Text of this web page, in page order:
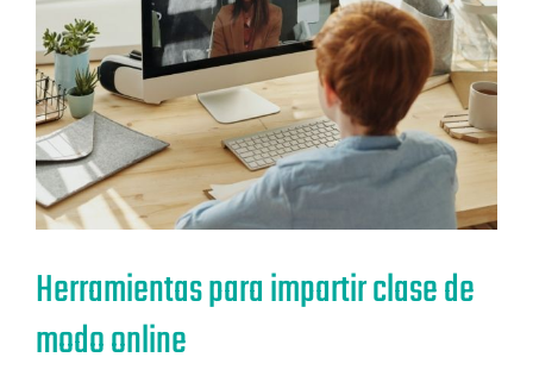
Herramientas para impartir clase de
modo online